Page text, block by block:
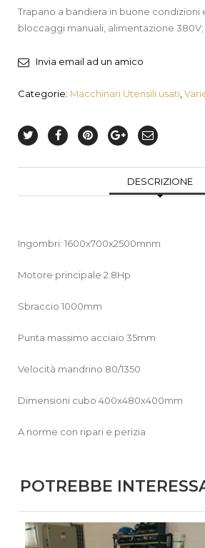
Trapano a bandiera in buone condizioni
bloccaggi manuali, alimentazione
Invia email ad un amico
Categorie: Macchinari Utensili usati
DESCRIZIONE
Ingombri: 1600x700x2500mnm
Motore principale 2.8Hp
Sbraccio 1000mm
Punta massimo acciaio 35mm
Velocità mandrino 80/1350
Dimensioni cubo 400x480x400mm
A norme con ripari e perizia
POTREBBE